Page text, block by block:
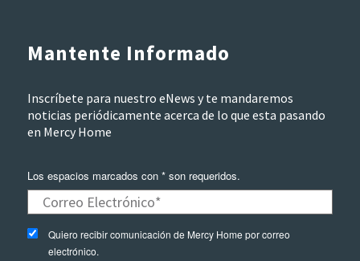
Mantente Informado
Inscríbete para nuestro eNews y te mandaremos
noticias periódicamente acerca de lo que esta pasando
en Mercy Home
Los espacios marcados con * son requeridos.
Quiero recibir comunicación de Mercy Home por correo
electrónico.